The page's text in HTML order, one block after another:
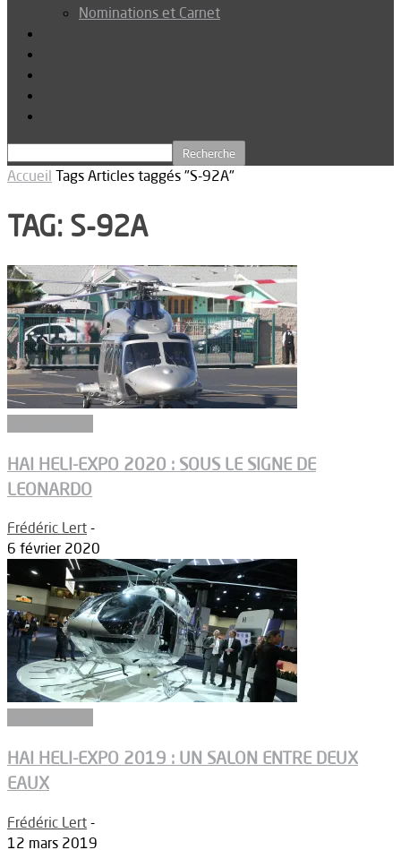
Nominations et Carnet
Accueil Tags Articles taggés "S-92A"
TAG: S-92A
HAI HELI-EXPO 2020 : SOUS LE SIGNE DE
LEONARDO
Frédéric Lert -
6 février 2020
HAI HELI-EXPO 2019 : UN SALON ENTRE DEUX
EAUX
Frédéric Lert -
12 mars 2019